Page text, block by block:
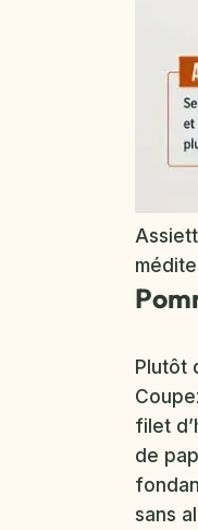
Plutôt
filet
de
sans